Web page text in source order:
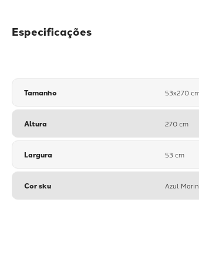
Especificações
Tamanho 53x270
Altura 270 cm
Largura 53 cm
Cor sku Azul